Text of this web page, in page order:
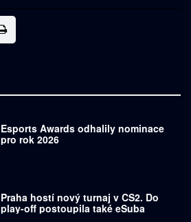
Esports Awards odhalily nominace
pro rok 2026
Praha hostí nový turnaj v CS2. Do
play-off postoupila také eSuba